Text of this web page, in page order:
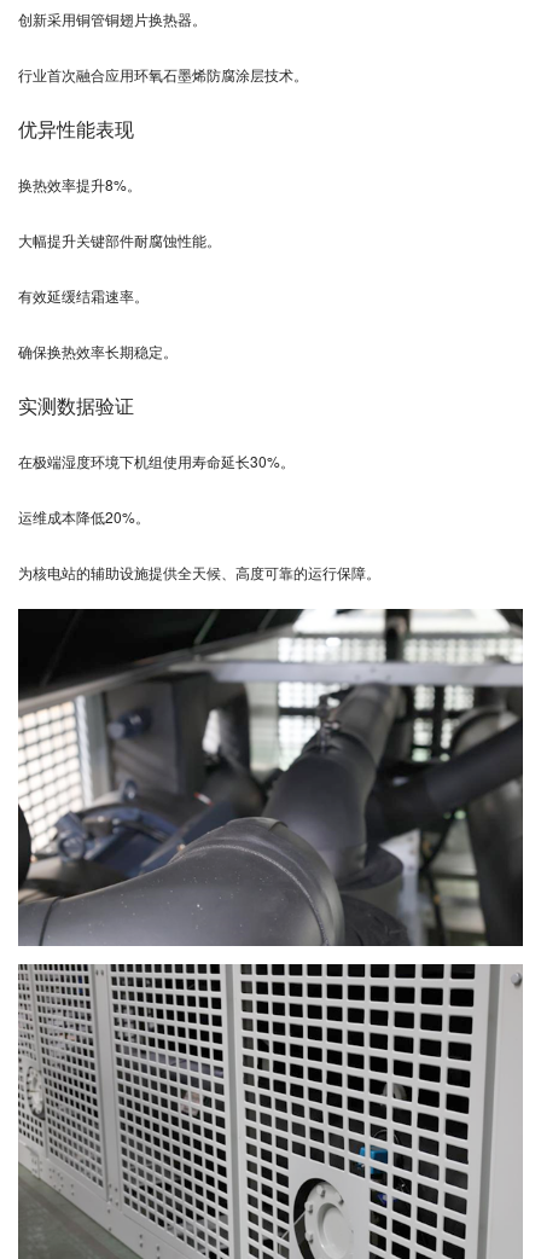
创新采用铜管铜翅片换热器。
行业首次融合应用环氧石墨烯防腐涂层技术。
优异性能表现
换热效率提升8%。
大幅提升关键部件耐腐蚀性能。
有效延缓结霜速率。
确保换热效率长期稳定。
实测数据验证
在极端湿度环境下机组使用寿命延长30%。
运维成本降低20%。
为核电站的辅助设施提供全天候、高度可靠的运行保障。